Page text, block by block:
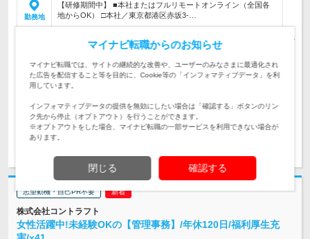
勤務地
【研修期間中】 ■本社またはフルリモートオンライン（全国各
地からOK） □本社／東京都港区赤坂3-…
■月給25万円以上＋賞与年2回＋各種手当（想定年収350万円）
※経験・スキルなどを考慮し決定します。 …
350～1,000万円
なる方
◆10名以上採用！◆データやAIに興味がある方は大歓迎！◆3ヵ
社メンバー活躍中！
求人詳細を見る
志望動機・自己PR不要
株式会社コントラフト
女性活躍中!未経験OKの【管理事務】/年休120日/福利厚生充
マイナビ転職からのお知らせ
マイナビ転職では、サイトの継続的な改善や、ユーザーのみなさまに最適化され
た広告を配信すること等を目的に、Cookie等の「インフォマティブデータ」を利
用しています。
インフォマティブデータの提供を無効にしたい場合は「確認する」ボタンのリン
ク先から停止（オプトアウト）を行うことができます。
※オプトアウトをした場合、マイナビ転職の一部サービスを利用できない場合が
あります。
閉じる 確認する